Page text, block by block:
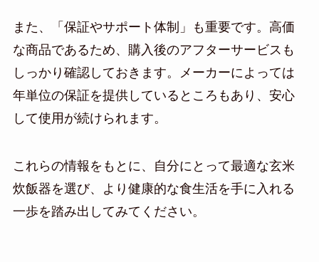
また、「保証やサポート体制」も重要です。高価
な商品であるため、購入後のアフターサービスも
しっかり確認しておきます。メーカーによっては
年単位の保証を提供しているところもあり、安心
して使用が続けられます。
これらの情報をもとに、自分にとって最適な玄米
炊飯器を選び、より健康的な食生活を手に入れる
一歩を踏み出してみてください。